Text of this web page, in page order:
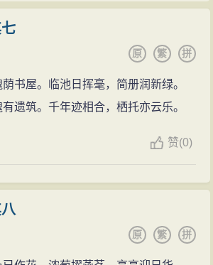
拼
繁
原
书屋。临池日挥毫，简册润新绿。
遗筑。千年迹相合，栖托亦云乐。
赞(0)
拼
繁
原